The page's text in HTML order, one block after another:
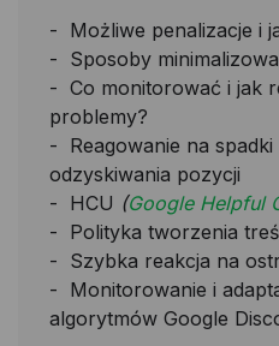
Możliwe penalizacje i
Sposoby
Co monitorować i jak
problemy?
Reagowanie na
odzyskiwania pozycji
HCU (Google Helpful
Polityka tworzenia
Szybka reakcja na
Monitorowanie i
algorytmów Google